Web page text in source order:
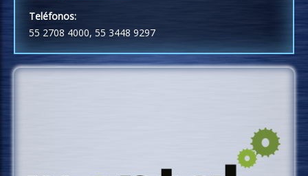
Teléfonos:
55 2708 4000, 55 3448 9297